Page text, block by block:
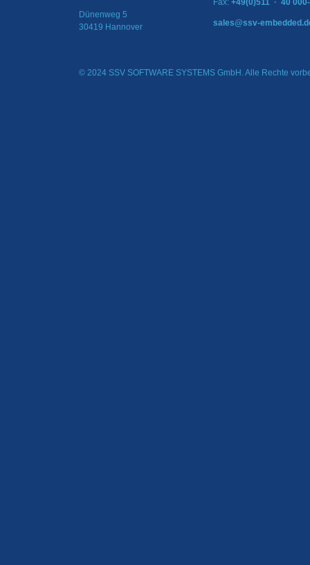
Dünenweg 5
30419 Hannover
Fax: +49(0)511 · 40
sales@ssv-
© 2024 SSV SOFTWARE SYSTEMS GmbH. Alle Rechte